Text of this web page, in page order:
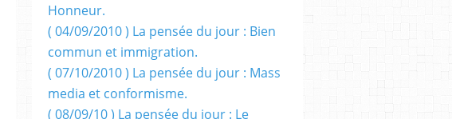
Honneur.
( 04/09/2010 ) La pensée du jour : Bien
commun et immigration.
( 07/10/2010 ) La pensée du jour : Mass
media et conformisme.
( 08/09/10 ) La pensée du jour : Le